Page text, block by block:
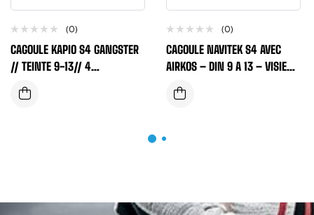
(0)
CAGOULE KAPIO S4 GANGSTER
// TEINTE 9-13// 4
(0)
CAGOULE NAVITEK S4 AVEC
AIRKOS – DIN 9 A 13 – VISIERE